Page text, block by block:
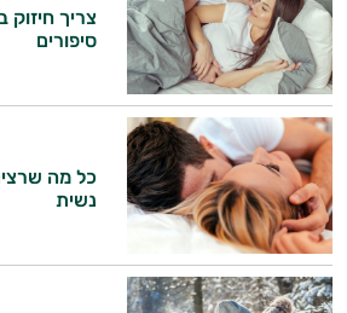
צריך
סיפורים
כל מה
נשית